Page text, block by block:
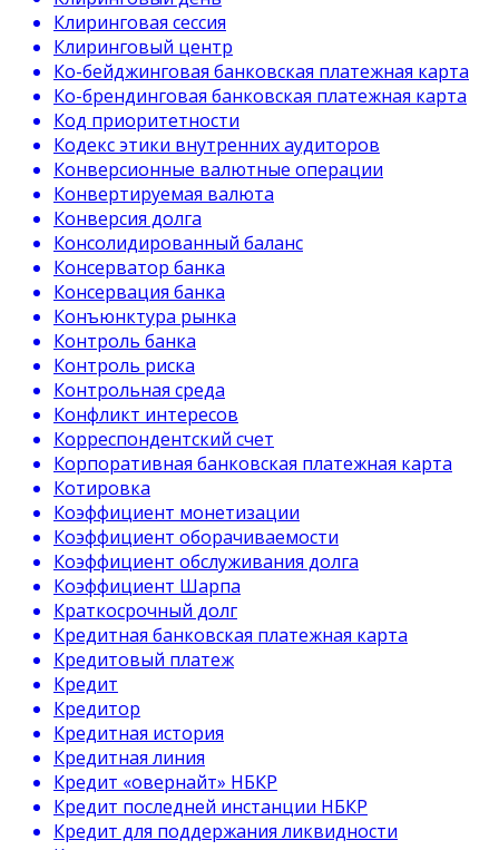
Клиринговая сессия
Клиринговый центр
Ко-бейджинговая банковская платежная карта
Ко-брендинговая банковская платежная карта
Код приоритетности
Кодекс этики внутренних аудиторов
Конверсионные валютные операции
Конвертируемая валюта
Конверсия долга
Консолидированный баланс
Консерватор банка
Консервация банка
Конъюнктура рынка
Контроль банка
Контроль риска
Контрольная среда
Конфликт интересов
Корреспондентский счет
Корпоративная банковская платежная карта
Котировка
Коэффициент монетизации
Коэффициент оборачиваемости
Коэффициент обслуживания долга
Коэффициент Шарпа
Краткосрочный долг
Кредитная банковская платежная карта
Кредитовый платеж
Кредит
Кредитор
Кредитная история
Кредитная линия
Кредит «овернайт» НБКР
Кредит последней инстанции НБКР
Кредит для поддержания ликвидности